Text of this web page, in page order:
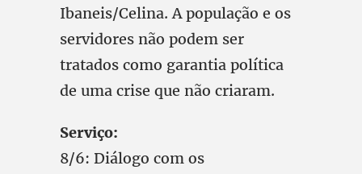
Ibaneis/Celina. A população e os
servidores não podem ser
tratados como garantia política
de uma crise que não criaram.
Serviço:
8/6: Diálogo com os